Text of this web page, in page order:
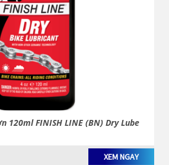
120ml FINISH LINE (BN) Dry Lube
XEM NGAY